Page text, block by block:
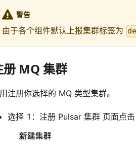
警告
由于各个组件默认上报集群标签为
册 MQ 集群
注册你选择的 MQ 类型集群。
选择 1：注册 Pulsar 集群 页面点击